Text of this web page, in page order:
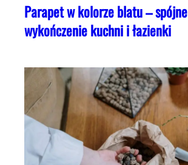
Parapet w kolorze blatu – spójne
wykończenie kuchni i łazienki